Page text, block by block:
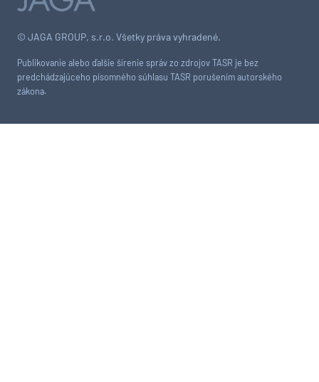
© JAGA GROUP, s.r.o. Všetky práva vyhradené.
Publikovanie alebo ďalšie šírenie správ zo zdrojov TASR je bez
predchádzajúceho písomného súhlasu TASR porušením autorského
zákona.